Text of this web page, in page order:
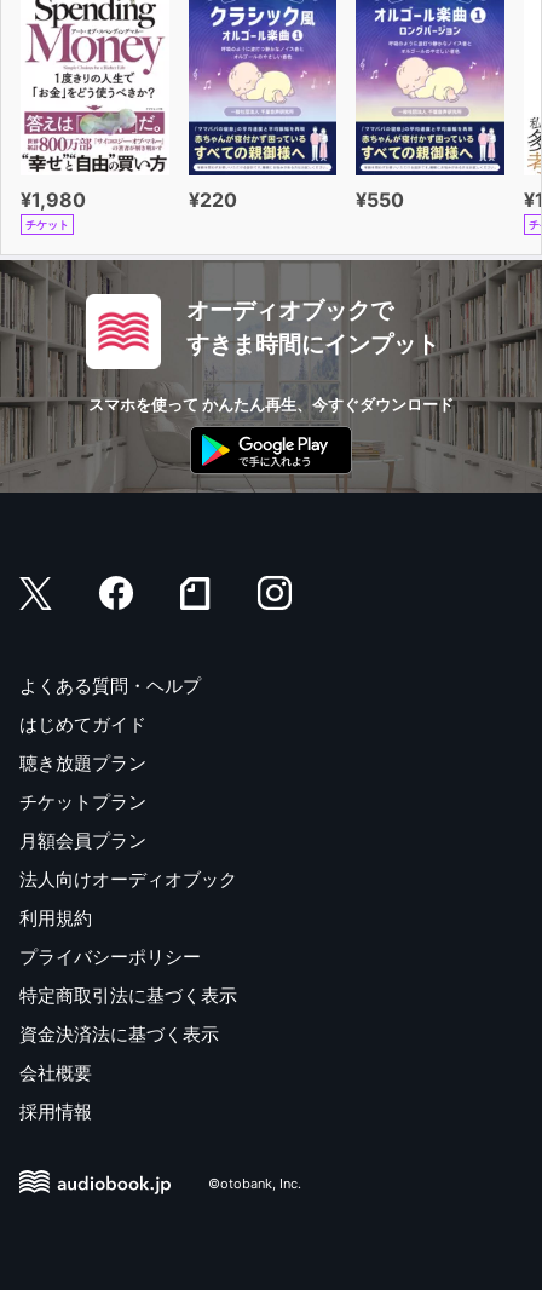
¥1,980
チケット
¥220 ¥550
チ
オーディオブックで
すきま時間にインプット
スマホを使って かんたん再生、今すぐダウンロード
よくある質問・ヘルプ
はじめてガイド
聴き放題プラン
チケットプラン
月額会員プラン
法人向けオーディオブック
利用規約
プライバシーポリシー
特定商取引法に基づく表示
資金決済法に基づく表示
会社概要
採用情報
©otobank, Inc.